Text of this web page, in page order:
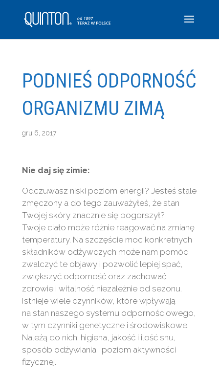
PODNIEŚ ODPORNOŚĆ
ORGANIZMU ZIMĄ
gru 6, 2017
Nie daj się zimie:
Odczuwasz niski poziom energii? Jesteś stale
zmęczony a do tego zauważyłeś, że stan
Twojej skóry znacznie się pogorszył?
Twoje ciało może różnie reagować na zmianę
temperatury. Na szczęście moc konkretnych
składników odżywczych może nam pomóc
zwalczyć te objawy i pozwolić lepiej spać,
zwiększyć odporność oraz zachować
zdrowie i witalność niezależnie od sezonu.
Istnieje wiele czynników, które wpływają
na stan naszego systemu odpornościowego,
w tym czynniki genetyczne i środowiskowe.
Należą do nich: higiena, jakość i ilość snu,
sposób odżywiania i poziom aktywności
fizycznej.